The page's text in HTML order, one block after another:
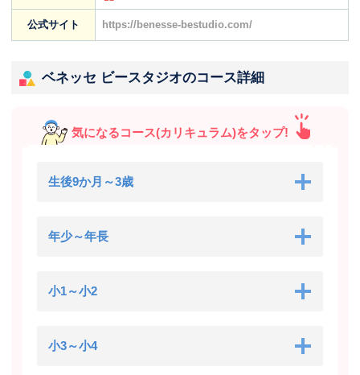
公式サイト https://benesse-bestudio.com/
ベネッセ ビースタジオのコース詳細
気になるコース(カリキュラム)をタップ!
生後9か月～3歳
年少～年長
小1～小2
小3～小4